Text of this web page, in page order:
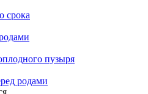
срока
пузыря
родами